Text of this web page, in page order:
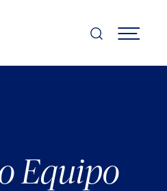
MENÚ
Equipo